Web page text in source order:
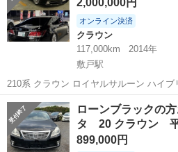
エアロ アイドリング...2,000,000円
オンライン決済
クラウン
117,000km
2014年
敷戸駅
210系 クラウン ロイヤルサルーン ハイブリッド 前期
月 走行距離: 117,000km 今年の税金は払い済み。 購入前
大分 大分市 敷戸駅 クラウン
ローンブラックの
タ 20 クラウ
899,000円